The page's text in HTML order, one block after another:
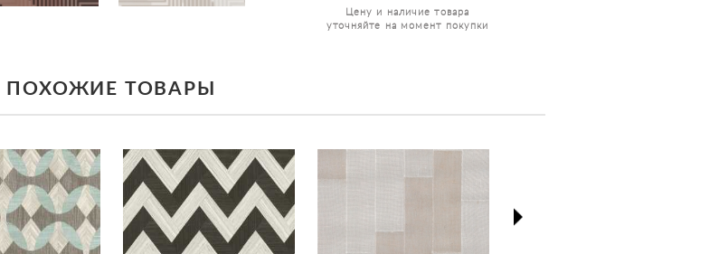
Цену и наличие товара
уточняйте на момент покупки
ПОХОЖИЕ ТОВАРЫ